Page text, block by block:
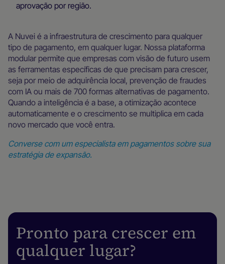
aprovação por região.
A Nuvei é a infraestrutura de crescimento para qualquer
tipo de pagamento, em qualquer lugar. Nossa plataforma
modular permite que empresas com visão de futuro usem
as ferramentas específicas de que precisam para crescer,
seja por meio de adquirência local, prevenção de fraudes
com IA ou mais de 700 formas alternativas de pagamento.
Quando a inteligência é a base, a otimização acontece
automaticamente e o crescimento se multiplica em cada
novo mercado que você entra.
Converse com um especialista em pagamentos sobre sua
estratégia de expansão.
Pronto para crescer em
qualquer lugar?